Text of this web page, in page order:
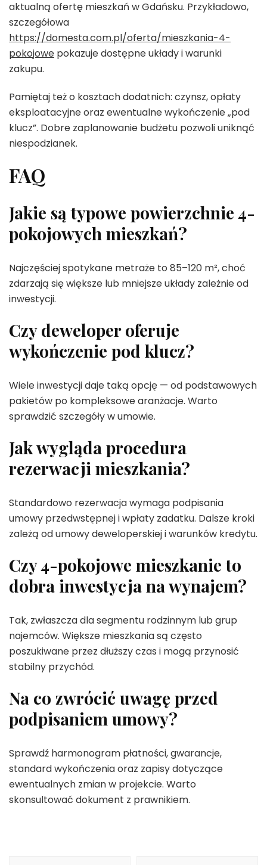
aktualną ofertę mieszkań w Gdańsku. Przykładowo,
szczegółowa
https://domesta.com.pl/oferta/mieszkania-4-
pokojowe pokazuje dostępne układy i warunki
zakupu.
Pamiętaj też o kosztach dodatnich: czynsz, opłaty
eksploatacyjne oraz ewentualne wykończenie „pod
klucz”. Dobre zaplanowanie budżetu pozwoli uniknąć
niespodzianek.
FAQ
Jakie są typowe powierzchnie 4-
pokojowych mieszkań?
Najczęściej spotykane metraże to 85–120 m², choć
zdarzają się większe lub mniejsze układy zależnie od
inwestycji.
Czy deweloper oferuje
wykończenie pod klucz?
Wiele inwestycji daje taką opcję — od podstawowych
pakietów po kompleksowe aranżacje. Warto
sprawdzić szczegóły w umowie.
Jak wygląda procedura
rezerwacji mieszkania?
Standardowo rezerwacja wymaga podpisania
umowy przedwstępnej i wpłaty zadatku. Dalsze kroki
zależą od umowy deweloperskiej i warunków kredytu.
Czy 4-pokojowe mieszkanie to
dobra inwestycja na wynajem?
Tak, zwłaszcza dla segmentu rodzinnym lub grup
najemców. Większe mieszkania są często
poszukiwane przez dłuższy czas i mogą przynosić
stabilny przychód.
Na co zwrócić uwagę przed
podpisaniem umowy?
Sprawdź harmonogram płatności, gwarancje,
standard wykończenia oraz zapisy dotyczące
ewentualnych zmian w projekcie. Warto
skonsultować dokument z prawnikiem.